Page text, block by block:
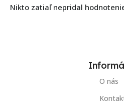
Nikto zatiaľ nepridal
O nás